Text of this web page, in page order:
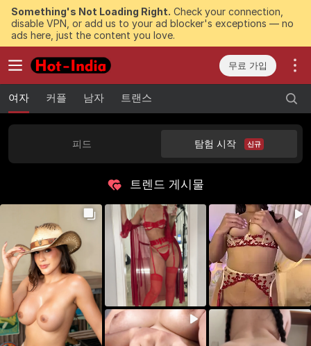
Something's Not Loading Right. Check your connection,
disable VPN, or add us to your ad blocker's exceptions — no
ads here, just the content you love.
무료 가입
여자 커플 남자 트랜스
피드 탐험 시작 신규
트렌드 게시물